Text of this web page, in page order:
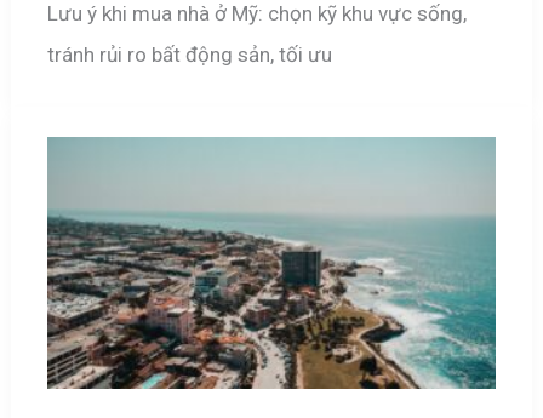
Lưu ý khi mua nhà ở Mỹ: chọn kỹ khu vực sống,
tránh rủi ro bất động sản, tối ưu